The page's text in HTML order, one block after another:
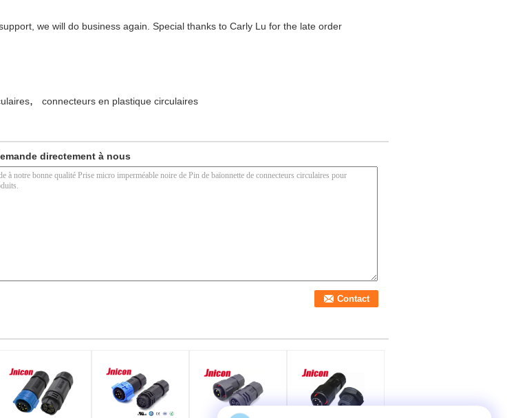
we will do business again. Special thanks to Carly Lu for the late order
, connecteurs en plastique circulaires
directement à nous